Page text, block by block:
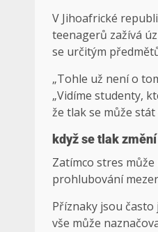
V Jihoafrické
teenagerů zažívá
se určitým
„Tohle už není o
„Vidíme studenty,
že tlak se může
když se tlak
Zatímco stres
prohlubování
Příznaky jsou
vše může